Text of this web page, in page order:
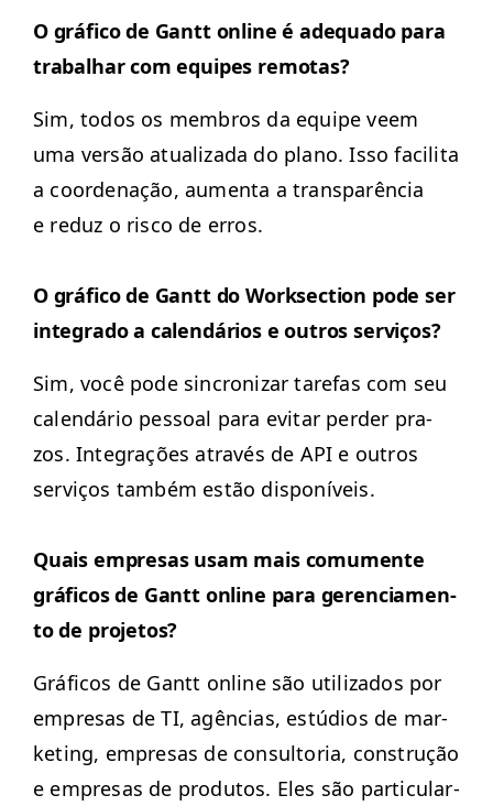
O grá­fi­co de Gantt online é ade­qua­do para
tra­bal­har com equipes remotas?
Sim, todos os mem­bros da equipe veem
uma ver­são atu­al­iza­da do plano. Isso facili­ta
a coor­de­nação, aumen­ta a transparên­cia
e reduz o risco de erros.
O grá­fi­co de Gantt do Work­sec­tion pode ser
inte­gra­do a cal­endários e out­ros serviços?
Sim, você pode sin­cronizar tare­fas com seu
cal­endário pes­soal para evi­tar perder pra­
zos. Inte­grações através de API e out­ros
serviços tam­bém estão disponíveis.
Quais empre­sas usam mais comu­mente
grá­fi­cos de Gantt online para geren­ci­a­men­
to de projetos?
Grá­fi­cos de Gantt online são uti­liza­dos por
empre­sas deTI, agên­cias, estú­dios de mar­
ket­ing, empre­sas de con­sul­to­ria, con­strução
e empre­sas de pro­du­tos. Eles são par­tic­u­lar­